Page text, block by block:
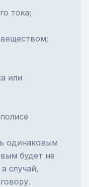
тока;
или
одинаковым
будет не
случай,